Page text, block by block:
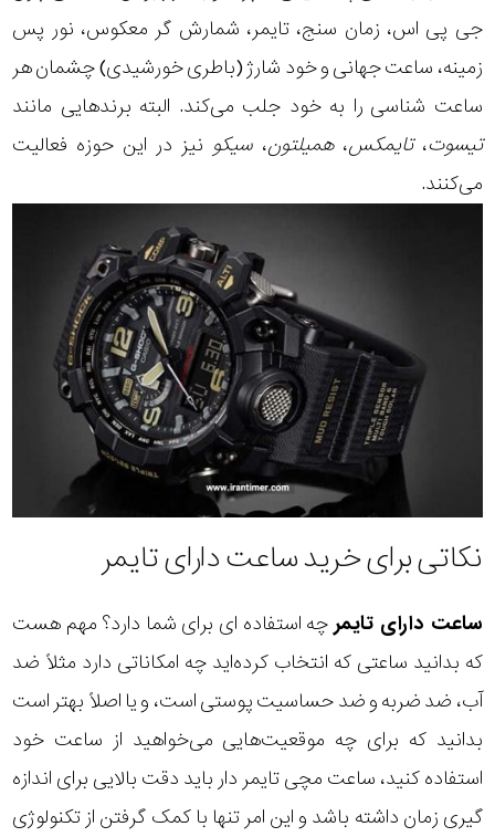
جی پی اس، زمان سنج، تایمر، شمارش گر معکوس، نور پس
زمینه، ساعت جهانی و خود شارژ (باطری خورشیدی) چشمان هر
ساعت شناسی را به خود جلب می‌کند. البته برندهایی مانند
تیسوت،تایمکس،همیلتون،سیکو نیز در این حوزه فعالیت
می‌کنند.
نکاتی برای خرید ساعت دارای تایمر
ساعت دارای تایمرچه استفاده ای برای شما دارد؟ مهم هست
که بدانید ساعتی که انتخاب کرده‌اید چه امکاناتی دارد مثلاً ضد
آب، ضد ضربه و ضد حساسیت پوستی است، و یا اصلاً بهتر است
بدانید که برای چه موقعیت‌هایی می‌خواهید از ساعت خود
استفاده کنید، ساعت مچی تایمر دار باید دقت بالایی برای اندازه
گیری زمان داشته باشد و این امر تنها با کمک گرفتن از تکنولوژی